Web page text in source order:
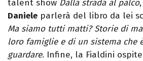
talent show Dalla strada al palco
Daniele parlerà del libro da lei
Ma siamo tutti matti? Storie di
loro famiglie e di un sistema che
guardare. Infine, la Fialdini